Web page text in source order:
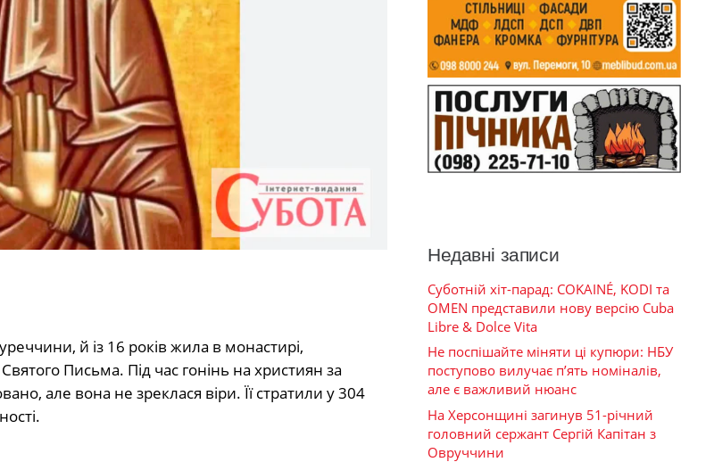
й із 16 років жила в монастирі,
Письма. Під час гонінь на християн за
але вона не зреклася віри. Її стратили у 304
Недавні записи
Суботній хіт-парад: COKAINÉ, KODI та
OMEN представили нову версію Cuba
Libre & Dolce Vita
Не поспішайте міняти ці купюри: НБУ
поступово вилучає п’ять номіналів,
але є важливий нюанс
На Херсонщині загинув 51-річний
головний сержант Сергій Капітан з
Овруччини